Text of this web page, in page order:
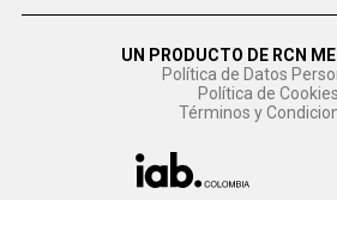
UN PRODUCTO DE RCN
Política de Datos
Política de Cookies
Términos y